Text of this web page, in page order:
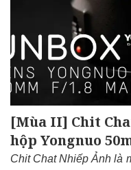
[Mùa II] Chit
hộp Yongnuo
Chit Chat Nhiếp Ảnh là